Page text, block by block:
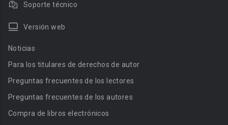
Soporte técnico
Versión web
Noticias
Para los titulares de derechos de autor
Preguntas frecuentes de los lectores
Preguntas frecuentes de los autores
Compra de libros electrónicos